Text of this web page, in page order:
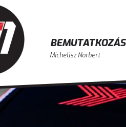
BEMUTATKOZÁS
Michelisz Norbert